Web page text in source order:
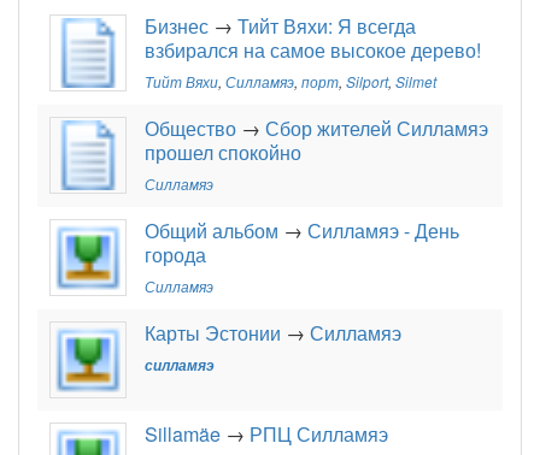
Бизнес → Тийт Вяхи: Я всегда
взбирался на самое высокое дерево!
Тийт Вяхи, Силламяэ, порт, Silport, Silmet
Общество → Сбор жителей Силламяэ
прошел спокойно
Силламяэ
Общий альбом → Силламяэ - День
города
Силламяэ
Карты Эстонии → Силламяэ
силламяэ
Sillamäe → РПЦ Силламяэ